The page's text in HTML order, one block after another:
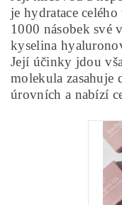
je hydratace
1000 násobek své
kyselina
Její účinky jdou
molekula zasahuje
úrovních a nabízí